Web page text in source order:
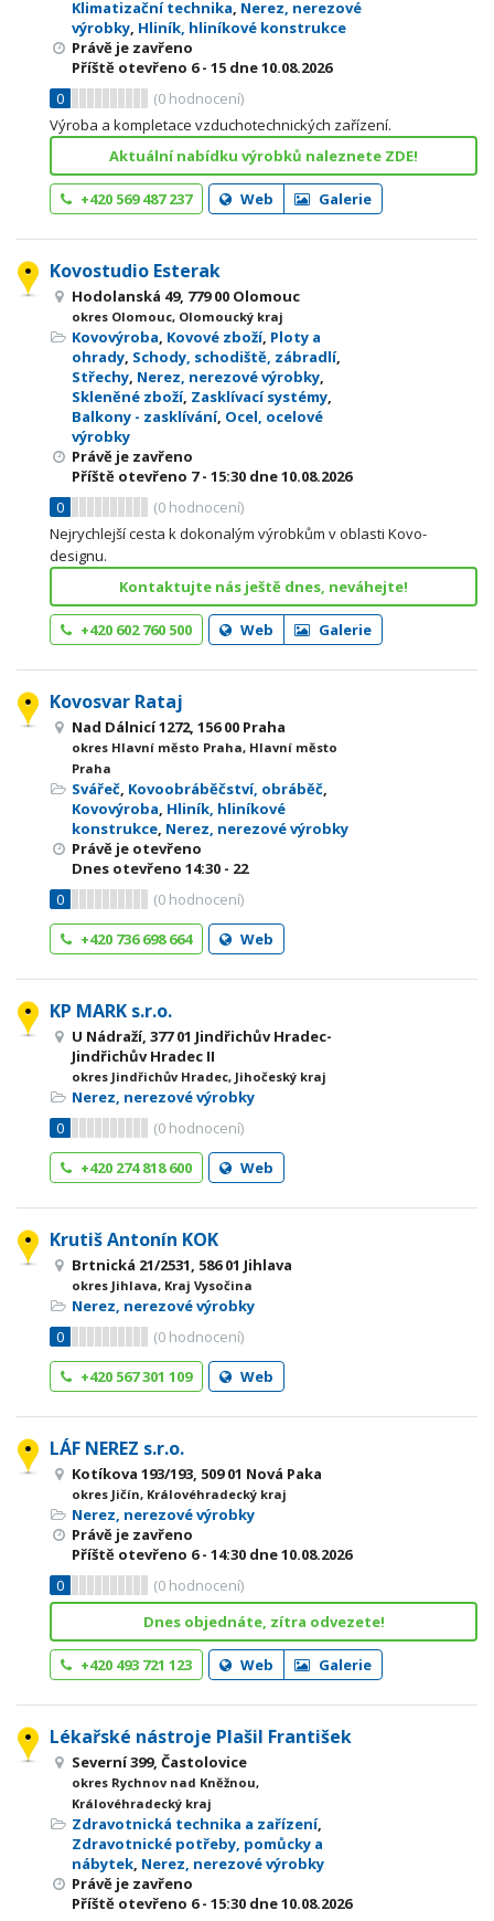
Klimatizační technika, Nerez, nerezové
výrobky, Hliník, hliníkové konstrukce
Právě je zavřeno
Příště otevřeno 6 - 15 dne 10.08.2026
0
(0 hodnocení)
Výroba a kompletace vzduchotechnických zařízení.
Aktuální nabídku výrobků naleznete ZDE!
+420 569 487 237 Web Galerie
Kovostudio Esterak
Hodolanská 49, 779 00 Olomouc
okres Olomouc, Olomoucký kraj
Kovovýroba, Kovové zboží, Ploty a
ohrady, Schody, schodiště, zábradlí,
Střechy, Nerez, nerezové výrobky,
Skleněné zboží, Zasklívací systémy,
Balkony - zasklívání, Ocel, ocelové
výrobky
Právě je zavřeno
Příště otevřeno 7 - 15:30 dne 10.08.2026
0
(0 hodnocení)
Nejrychlejší cesta k dokonalým výrobkům v oblasti Kovo-
designu.
Kontaktujte nás ještě dnes, neváhejte!
+420 602 760 500 Web Galerie
Kovosvar Rataj
Nad Dálnicí 1272, 156 00 Praha
okres Hlavní město Praha, Hlavní město
Praha
Svářeč, Kovoobráběčství, obráběč,
Kovovýroba, Hliník, hliníkové
konstrukce, Nerez, nerezové výrobky
Právě je otevřeno
Dnes otevřeno 14:30 - 22
0
(0 hodnocení)
+420 736 698 664
Web
KP MARK s.r.o.
U Nádraží, 377 01 Jindřichův Hradec-
Jindřichův Hradec II
okres Jindřichův Hradec, Jihočeský kraj
Nerez, nerezové výrobky
0
(0 hodnocení)
+420 274 818 600
Web
Krutiš Antonín KOK
Brtnická 21/2531, 586 01 Jihlava
okres Jihlava, Kraj Vysočina
Nerez, nerezové výrobky
0
(0 hodnocení)
+420 567 301 109
Web
LÁF NEREZ s.r.o.
Kotíkova 193/193, 509 01 Nová Paka
okres Jičín, Královéhradecký kraj
Nerez, nerezové výrobky
Právě je zavřeno
Příště otevřeno 6 - 14:30 dne 10.08.2026
0
(0 hodnocení)
Dnes objednáte, zítra odvezete!
+420 493 721 123 Web Galerie
Lékařské nástroje Plašil František
Severní 399, Častolovice
okres Rychnov nad Kněžnou,
Královéhradecký kraj
Zdravotnická technika a zařízení,
Zdravotnické potřeby, pomůcky a
nábytek, Nerez, nerezové výrobky
Právě je zavřeno
Příště otevřeno 6 - 15:30 dne 10.08.2026